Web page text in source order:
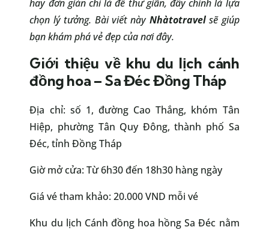
hay đơn giản chỉ là để thư giãn, đây chính là lựa
chọn lý tưởng. Bài viết này Nhàtotravelsẽ giúp
bạn khám phá vẻ đẹp của nơi đây.
Giới thiệu về khu du lịch cánh
đồng hoa – Sa Đéc Đồng Tháp
Địa chỉ: số 1, đường Cao Thắng, khóm Tân
Hiệp, phường Tân Quy Đông, thành phố Sa
Đéc, tỉnh Đồng Tháp
Giờ mở cửa: Từ 6h30 đến 18h30 hàng ngày
Giá vé tham khảo: 20.000 VND mỗi vé
Khu du lịch Cánh đồng hoa hồng Sa Đéc nằm